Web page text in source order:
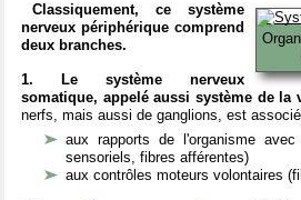
Classiquement, ce système
nerveux périphérique comprend
deux branches.
1. Le système nerveux
somatique, appelé aussi système de la
nerfs, mais aussi de ganglions, est
aux rapports de l'organisme avec
sensoriels, fibres afférentes)
aux contrôles moteurs volontaires